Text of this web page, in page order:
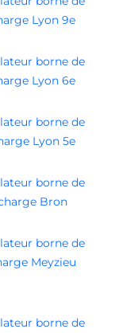
Lyon 9e
borne de
Lyon 6e
borne de
Lyon 5e
borne de
Bron
borne de
Meyzieu
borne de